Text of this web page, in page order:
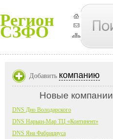
Регион
СЗФО
Добавить компанию
Новые компании
DNS Дно Володарского
DNS Нарьян-Мар ТЦ «Континент»
DNS Яна Фабрициуса